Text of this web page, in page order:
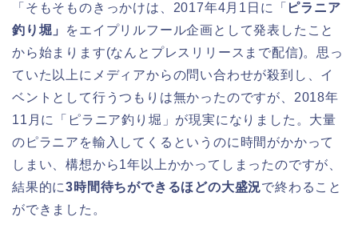
「そもそものきっかけは、2017年4月1日に「 ピラニア
釣り堀」
をエイプリルフール企画として発表したこと
から始まります(なんとプレスリリースまで配信)。思っ
ていた以上にメディアからの問い合わせが殺到し、イ
ベントとして行うつもりは無かったのですが、2018年
11月に「ピラニア釣り堀」が現実になりました。大量
のピラニアを輸入してくるというのに時間がかかって
しまい、構想から1年以上かかってしまったのですが、
結果的に3時間待ちができるほどの大盛況で終わること
ができました。